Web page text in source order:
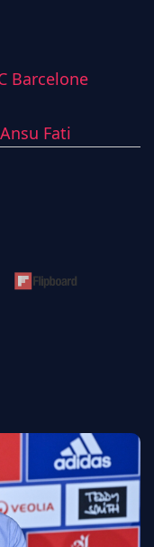
Barcelone
Ansu Fati